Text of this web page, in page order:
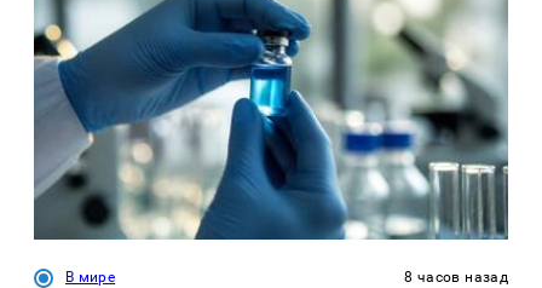
В мире 8 часов назад